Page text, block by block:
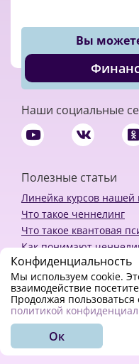
Вы
Наши социальные
Полезные статьи
Линейка курсов
Что такое ченнелинг
Что такое квантовая
Как понимают
Политика
© 2018 - 2023
Конфиденциальность
Мы используем cookie.
взаимодействие
Продолжая
политикой
Ок